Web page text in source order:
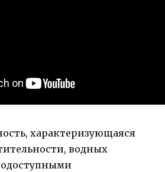
характеризующаяся
водных